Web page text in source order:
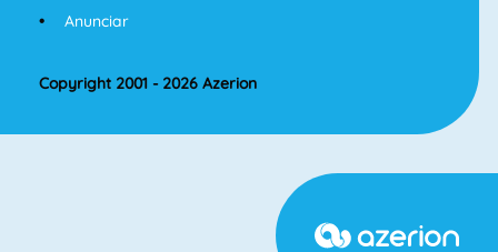
Anunciar
Copyright 2001 - 2026 Azerion